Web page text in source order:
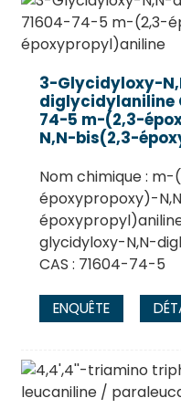
3-Glycidyloxy-
diglycidylaniline
74-5 m-(2,3-
N,N-bis(2,3-
Nom chimique : m-
époxypropoxy)-
glycidyloxy-N,N-
CAS : 71604-74-5
ENQUÊTE